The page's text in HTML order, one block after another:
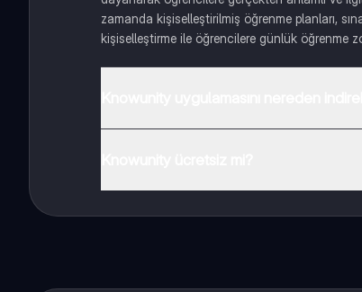
zamanda kişiselleştirilmiş öğrenme planları,
kişiselleştirme ile öğrencilere günlük öğrenme